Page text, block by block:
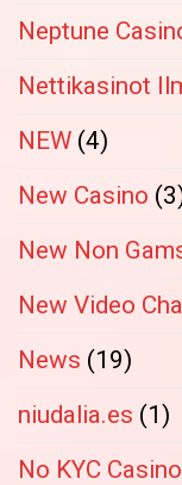
Neptune
Nettikasinot
NEW (4)
New Casino
New Non
New Video
News (19)
niudalia.es (1)
No KYC Casino